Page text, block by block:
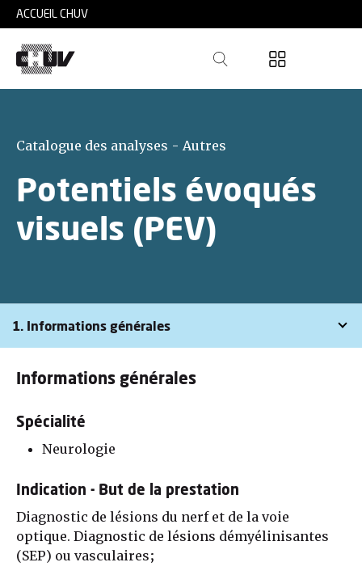
Skip to main content
ACCUEIL CHUV
Catalogue des analyses - Autres
Potentiels évoqués
visuels (PEV)
1. Informations générales
Informations générales
Spécialité
Neurologie
Indication - But de la prestation
Diagnostic de lésions du nerf et de la voie
optique. Diagnostic de lésions démyélinisantes
(SEP) ou vasculaires;